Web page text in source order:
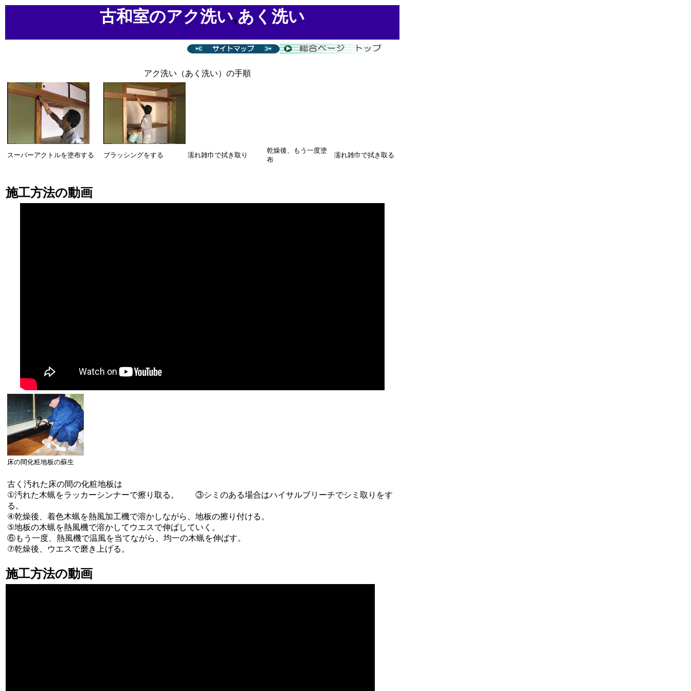
古和室のアク洗い,あく洗い
アク洗い（あく洗い）の手順
スーパーアクトルを塗布する ブラッシングをする 濡れ雑巾で拭き取り
乾燥後、もう一度塗
布
濡れ雑巾で拭き取る
施工方法の動画
床の間化粧地板の蘇生
古く汚れた床の間の化粧地板は
①汚れた木蝋をラッカーシンナーで擦り取る。 ③シミのある場合はハイサルブリーチでシミ取りをす
る。
④乾燥後、着色木蝋を熱風加工機で溶かしながら、地板の擦り付ける。
⑤地板の木蝋を熱風機で溶かしてウエスで伸ばしていく。
⑥もう一度、熱風機で温風を当てながら、均一の木蝋を伸ばす。
⑦乾燥後、ウエスで磨き上げる。
施工方法の動画